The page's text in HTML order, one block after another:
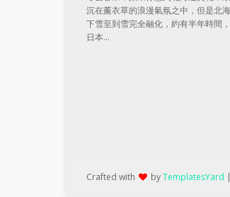
沉在薰衣草的浪漫氣氛之中，但是北
下雪至到雪完全融化，約有半年時間
日本…
Crafted with byTemplatesYard